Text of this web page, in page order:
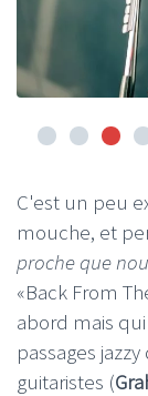
C'est un peu
mouche, et
proche que
«Back From
abord mais
passages
guitaristes (